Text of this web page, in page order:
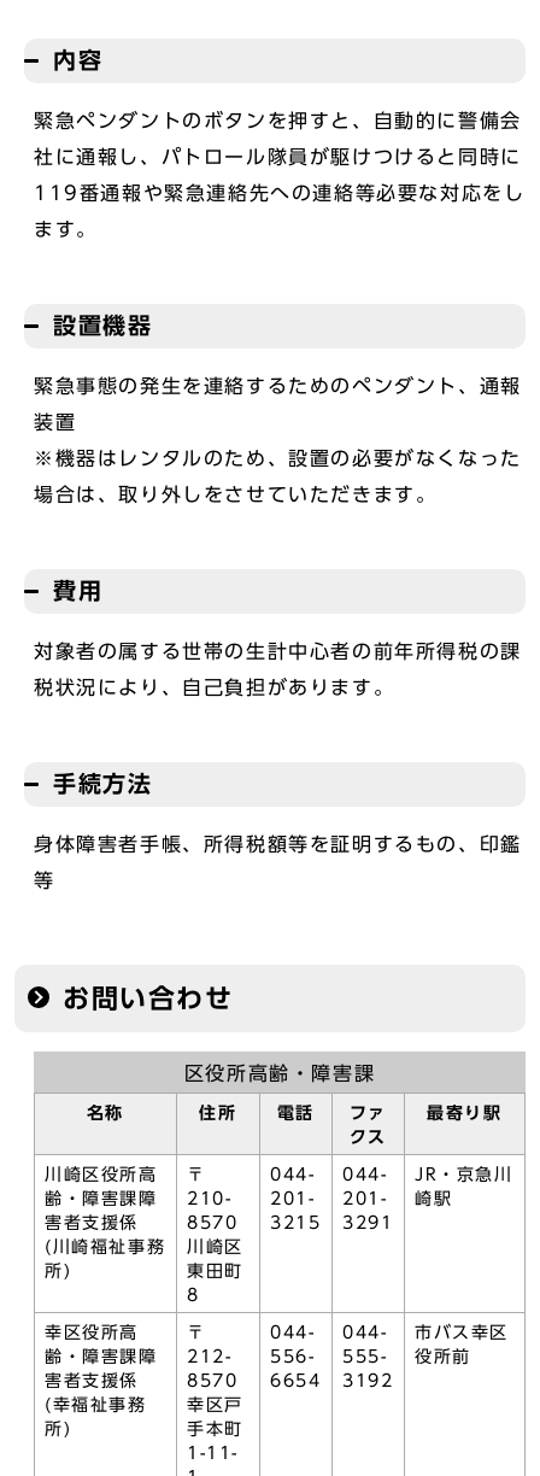
内容
緊急ペンダントのボタンを押すと、自動的に警備会
社に通報し、パトロール隊員が駆けつけると同時に
119番通報や緊急連絡先への連絡等必要な対応をし
ます。
設置機器
緊急事態の発生を連絡するためのペンダント、通報
装置
※機器はレンタルのため、設置の必要がなくなった
場合は、取り外しをさせていただきます。
費用
対象者の属する世帯の生計中心者の前年所得税の課
税状況により、自己負担があります。
手続方法
身体障害者手帳、所得税額等を証明するもの、印鑑
等
お問い合わせ
区役所高齢・障害課
名称 住所 電話
ファ
クス
最寄り駅
川崎区役所高
齢・障害課障
害者支援係
(川崎福祉事務
所)
〒
210-
8570
川崎区
東田町
8
044-
201-
3215
044-
201-
3291
JR・京急川
崎駅
幸区役所高
齢・障害課障
害者支援係
(幸福祉事務
所)
〒
212-
8570
幸区戸
手本町
1-11-
044-
556-
6654
044-
555-
3192
市バス幸区
役所前